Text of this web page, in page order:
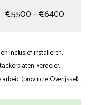
€5500 – €6400
inclusief installeren,
verdeler,
(provincie Overijssel).